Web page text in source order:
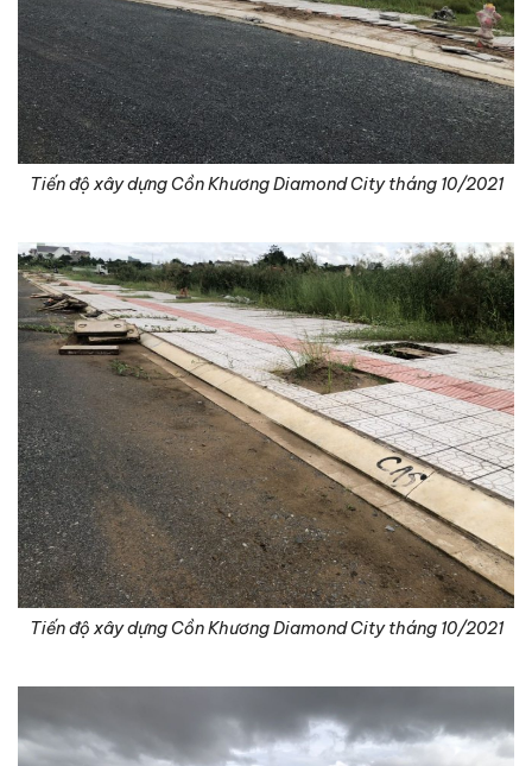
Tiến độ xây dựng Cồn Khương Diamond City tháng 10/2021
Tiến độ xây dựng Cồn Khương Diamond City tháng 10/2021